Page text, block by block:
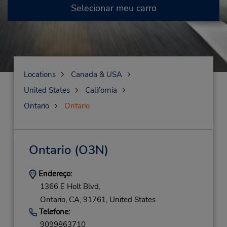
Selecionar meu carro
Locations
Canada & USA
United States
California
Ontario
Ontario
Ontario (O3N)
Endereço:
1366 E Holt Blvd,
Ontario, CA, 91761, United States
Telefone:
9099863710